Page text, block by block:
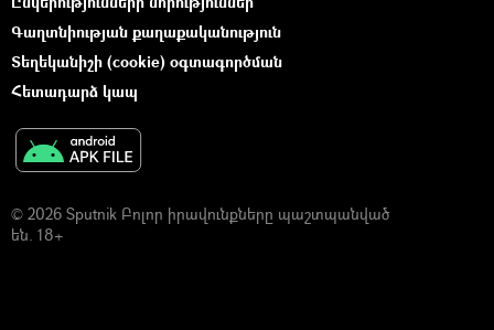
Գաղտնիության քաղաքականություն
Տեղեկանիշի (cookie) օգտագործման
Հետադարձ կապ
© 2026 Sputnik Բոլոր իրավունքները պաշտպանված
են. 18+